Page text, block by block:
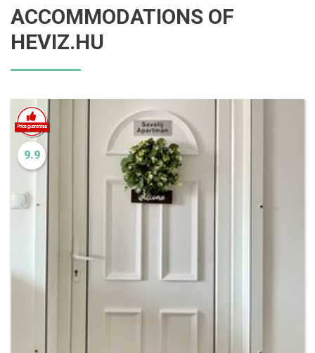
ACCOMMODATIONS OF
HEVIZ.HU
9.9